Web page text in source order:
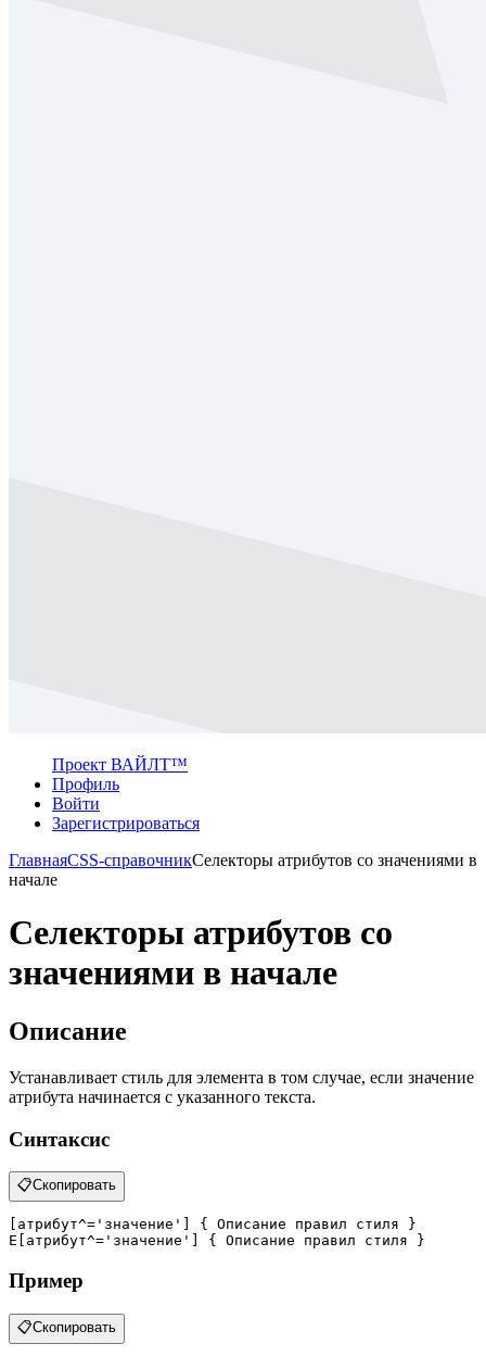
Проект ВАЙЛТ™
Профиль
Войти
Зарегистрироваться
ГлавнаяCSS-справочникСелекторы атрибутов со значениями в
начале
Селекторы атрибутов со
значениями в начале
Описание
Устанавливает стиль для элемента в том случае, если значение
атрибута начинается с указанного текста.
Синтаксис
📋Скопировать
[атрибут^= 'значение'
{ Описание правил стиля }
E [атрибут^= 'значение' { Описание правил стиля }
Пример
📋Скопировать